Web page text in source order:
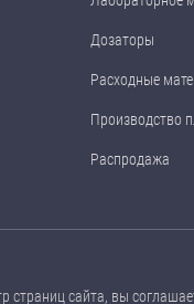
Дозаторы
Расходные
Производство
Распродажа
страниц сайта, вы